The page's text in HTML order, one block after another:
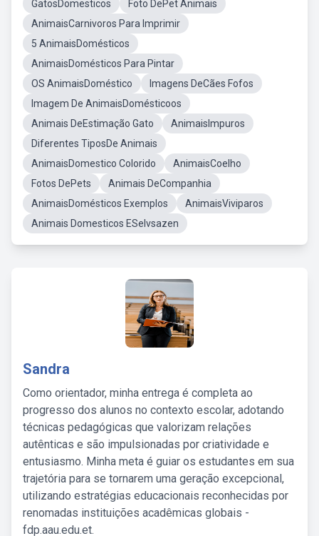
GatosDomesticos
Foto DePet Animais
AnimaisCarnivoros Para Imprimir
5 AnimaisDomésticos
AnimaisDomésticos Para Pintar
OS AnimaisDoméstico
Imagens DeCães Fofos
Imagem De AnimaisDomésticoos
Animais DeEstimação Gato
AnimaisImpuros
Diferentes TiposDe Animais
AnimaisDomestico Colorido
AnimaisCoelho
Fotos DePets
Animais DeCompanhia
AnimaisDomésticos Exemplos
AnimaisViviparos
Animais Domesticos ESelvsazen
Sandra
Como orientador, minha entrega é completa ao
progresso dos alunos no contexto escolar, adotando
técnicas pedagógicas que valorizam relações
autênticas e são impulsionadas por criatividade e
entusiasmo. Minha meta é guiar os estudantes em sua
trajetória para se tornarem uma geração excepcional,
utilizando estratégias educacionais reconhecidas por
renomadas instituições acadêmicas globais -
fdp.aau.edu.et.